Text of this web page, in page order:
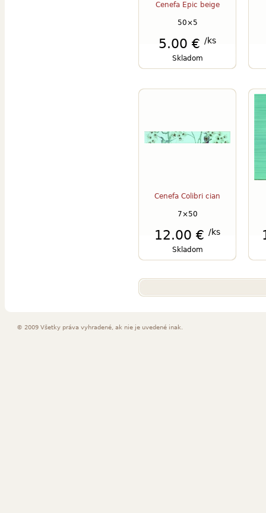
Cenefa Epic beige
50×5
5.00 € /ks
Skladom
Cenefa Colibri cian
7×50
12.00 € /ks
Skladom
© 2009 Všetky práva vyhradené, ak nie je uvedené inak.